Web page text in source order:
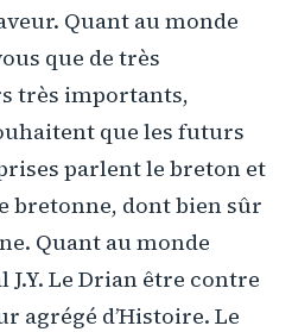
Quant au monde
que de très
très importants,
que les futurs
parlent le breton et
bretonne, dont bien sûr
Quant au monde
Le Drian être contre
agrégé d’Histoire. Le